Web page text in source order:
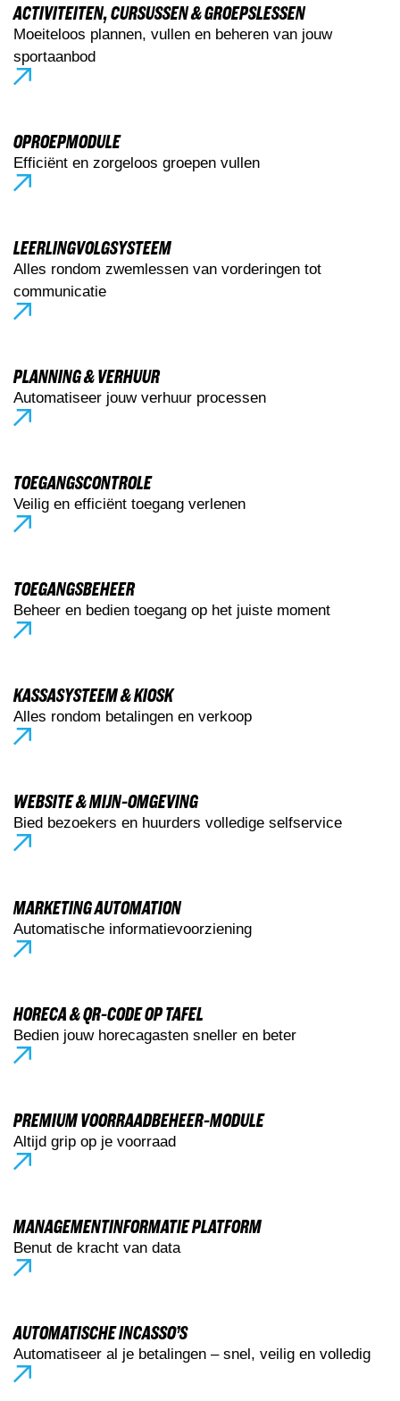
ACTIVITEITEN, CURSUSSEN & GROEPSLESSEN
Moeiteloos plannen, vullen en beheren van jouw
sportaanbod
OPROEPMODULE
Efficiënt en zorgeloos groepen vullen
LEERLINGVOLGSYSTEEM
Alles rondom zwemlessen van vorderingen tot
communicatie
PLANNING & VERHUUR
Automatiseer jouw verhuur processen
TOEGANGSCONTROLE
Veilig en efficiënt toegang verlenen
TOEGANGSBEHEER
Beheer en bedien toegang op het juiste moment
KASSASYSTEEM & KIOSK
Alles rondom betalingen en verkoop
WEBSITE & MIJN-OMGEVING
Bied bezoekers en huurders volledige selfservice
MARKETING AUTOMATION
Automatische informatievoorziening
HORECA & QR-CODE OP TAFEL
Bedien jouw horecagasten sneller en beter
PREMIUM VOORRAADBEHEER-MODULE
Altijd grip op je voorraad
MANAGEMENTINFORMATIE PLATFORM
Benut de kracht van data
AUTOMATISCHE INCASSO’S
Automatiseer al je betalingen – snel, veilig en volledig